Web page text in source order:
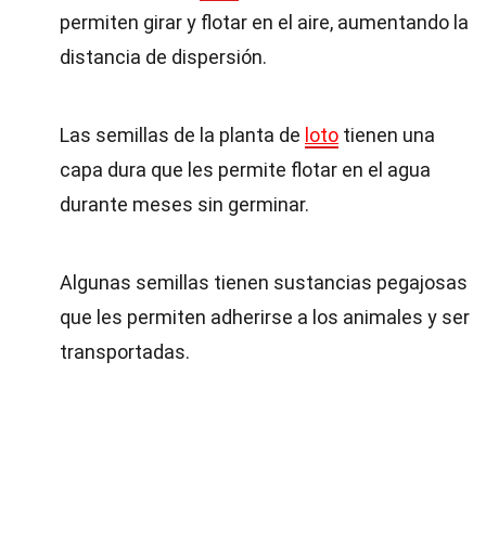
permiten girar y flotar en el aire, aumentando la
distancia de dispersión.
Las semillas de la planta de loto tienen una
capa dura que les permite flotar en el agua
durante meses sin germinar.
Algunas semillas tienen sustancias pegajosas
que les permiten adherirse a los animales y ser
transportadas.